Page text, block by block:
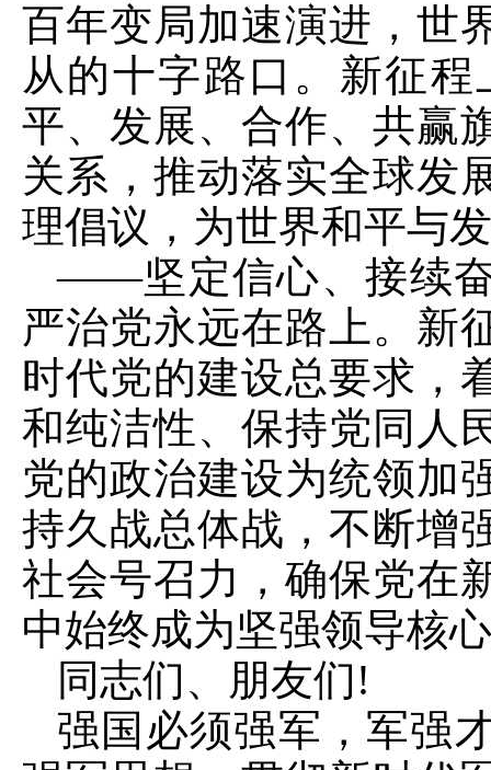
百年变局加速演进，世
从的十字路口。新征
平、发展、合作、共赢
关系，推动落实全球发
理倡议，为世界和平与
——坚定信心、接续奋
严治党永远在路上。新
时代党的建设总要求，
和纯洁性、保持党同人
党的政治建设为统领加
持久战总体战，不断增
社会号召力，确保党在
中始终成为坚强领导核
同志们、朋友们!
强国必须强军，军强